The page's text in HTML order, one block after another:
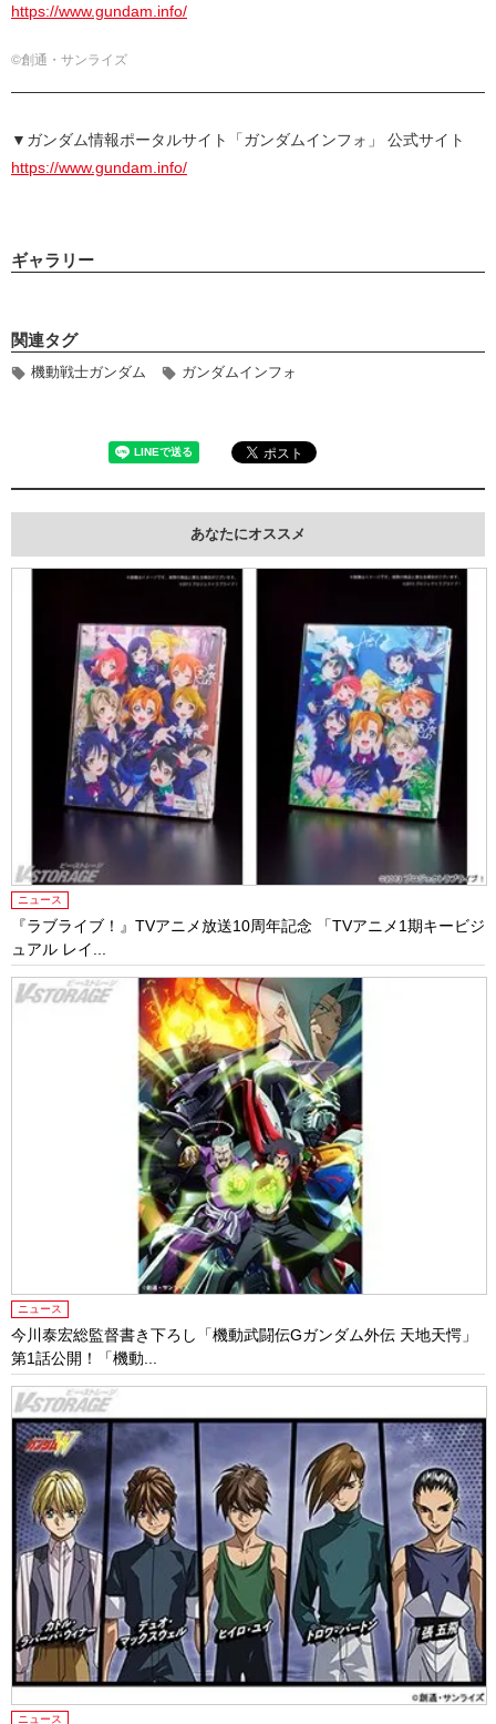
https://www.gundam.info/
©創通・サンライズ
▼ガンダム情報ポータルサイト「ガンダムインフォ」 公式サイト
https://www.gundam.info/
ギャラリー
関連タグ
機動戦士ガンダム ガンダムインフォ
あなたにオススメ
ニュース
『ラブライブ！』TVアニメ放送10周年記念 「TVアニメ1期キービジ
ュアル レイ...
ニュース
今川泰宏総監督書き下ろし「機動武闘伝Gガンダム外伝 天地天愕」
第1話公開！「機動...
ニュース